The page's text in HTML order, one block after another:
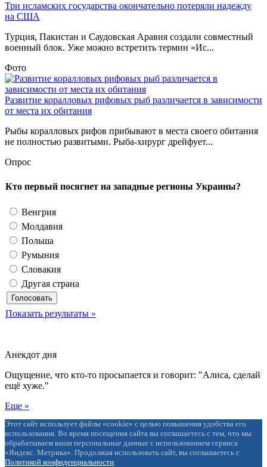
Три исламских государства окончательно потеряли надежду
на США
Турция, Пакистан и Саудовская Аравия создали совместный
военный блок. Уже можно встретить термин «Ис...
Фото
Развитие коралловых рифовых рыб различается в зависимости
от места их обитания
Рыбы коралловых рифов прибывают в места своего обитания
не полностью развитыми. Рыба-хирург дрейфует...
Опрос
Кто первый посягнет на западные регионы Украины?
Венгрия
Молдавия
Польша
Румыния
Словакия
Другая страна
Показать результаты »
Анекдот дня
Ощущение, что кто-то просыпается и говорит: "Алиса, сделай
ещё хуже."
Еще »
Этот сайт использует файлы «cookie» с целью повышения удобства его
использования. Во время посещения сайта вы соглашаетесь с тем, что мы
обрабатываем ваши персональные данные с использованием сервиса
«Яндекс. Метрика». Продолжая использовать сайт, вы соглашаетесь с
Политикой конфиденциальности